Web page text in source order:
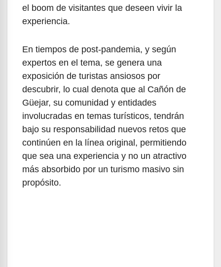
el boom de visitantes que deseen vivir la
experiencia.
En tiempos de post-pandemia, y según
expertos en el tema, se genera una
exposición de turistas ansiosos por
descubrir, lo cual denota que al Cañón de
Güejar, su comunidad y entidades
involucradas en temas turísticos, tendrán
bajo su responsabilidad nuevos retos que
continúen en la línea original, permitiendo
que sea una experiencia y no un atractivo
más absorbido por un turismo masivo sin
propósito.